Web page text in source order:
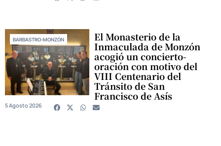
BARBASTRO-MONZÓN El Monasterio de la
Inmaculada de Monzón
acogió un concierto-
oración con motivo del
VIII Centenario del
Tránsito de San
Francisco de Asís
5 Agosto 2026